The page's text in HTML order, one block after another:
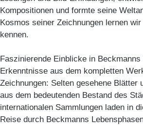
Kompositionen und formte seine
Kosmos seiner Zeichnungen lernen
kennen.
Faszinierende Einblicke in
Erkenntnisse aus dem kompletten
Zeichnungen: Selten gesehene Blätter
aus dem bedeutenden Bestand des
internationalen Sammlungen laden in
Reise durch Beckmanns